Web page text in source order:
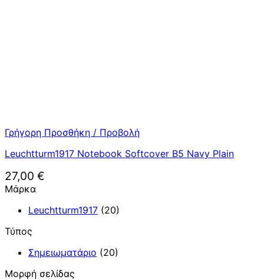
Γρήγορη Προσθήκη / Προβολή
Leuchtturm1917 Notebook Softcover B5 Navy Plain
27,00 €
Μάρκα
Leuchtturm1917 (20)
Τύπος
Σημειωματάριο (20)
Μορφή σελίδας